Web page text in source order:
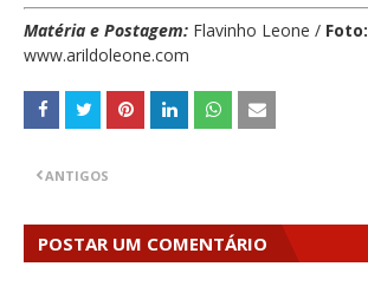
Matéria e Postagem: Flavinho Leone / Foto:
www.arildoleone.com
ANTIGOS
POSTAR UM COMENTÁRIO